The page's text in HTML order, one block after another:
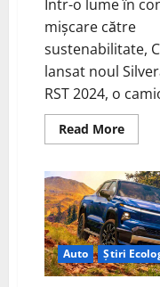
Într-o lume în
mișcare către
sustenabilitate,
lansat noul
RST 2024, o
Read MoreRead
more
care
și
–
Auto Știri